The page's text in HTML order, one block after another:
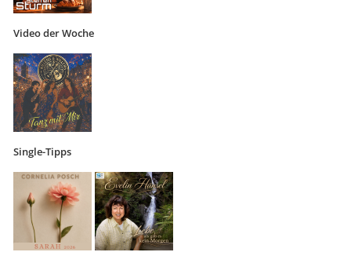
Video der Woche
Single-Tipps